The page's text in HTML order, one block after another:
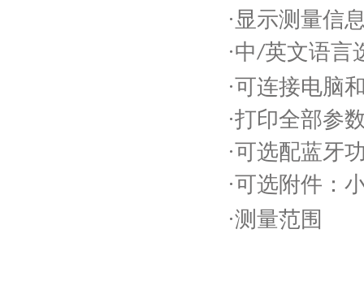
·显示测量信
·中/英文语言
·可连接电脑
·打印全部参
·可选配蓝牙
·可选附件：
·测量范围